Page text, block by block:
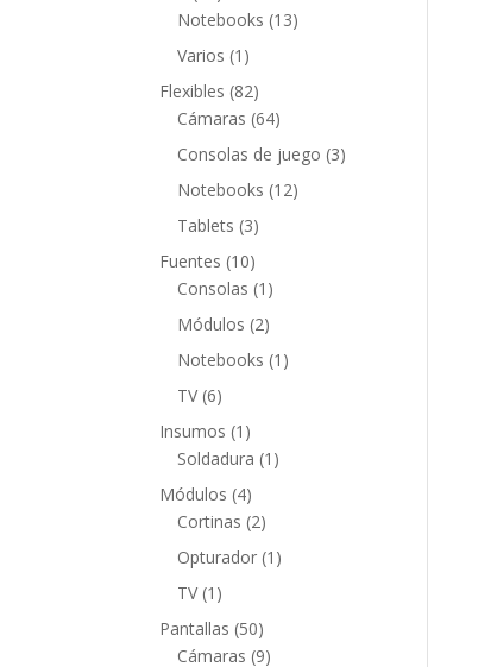
productos
Notebooks 1313
Varios 1 1
producto
Flexibles 8282
productos
Cámaras 6464
productos
Consolas de juego 33
Notebooks 1212
Tablets 33
productos
Fuentes 1010
productos
Consolas 1 1
producto
Módulos 22
productos
Notebooks 1 1
TV 66
productos
Insumos 1 1
producto
Soldadura 1 1
Módulos 44
productos
Cortinas 22
productos
Opturador 1 1
TV 1 1
producto
Pantallas 5050
productos
Cámaras 99